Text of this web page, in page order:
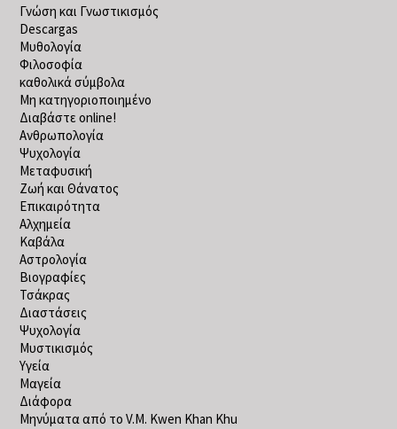
Γνώση και Γνωστικισμός
Descargas
Μυθολογία
Φιλοσοφία
καθολικά σύμβολα
Μη κατηγοριοποιημένο
Διαβάστε online!
Ανθρωπολογία
Ψυχολογία
Μεταφυσική
Ζωή και Θάνατος
Επικαιρότητα
Αλχημεία
Καβάλα
Αστρολογία
Βιογραφίες
Τσάκρας
Διαστάσεις
Ψυχολογία
Μυστικισμός
Υγεία
Μαγεία
Διάφορα
Μηνύματα από το V.M. Kwen Khan Khu